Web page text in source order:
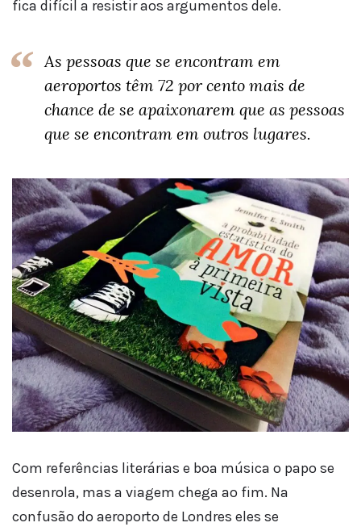
fica difícil a resistir aos argumentos dele.
As pessoas que se encontram em
aeroportos têm 72 por cento mais de
chance de se apaixonarem que as pessoas
que se encontram em outros lugares.
Com referências literárias e boa música o papo se
desenrola, mas a viagem chega ao fim. Na
confusão do aeroporto de Londres eles se